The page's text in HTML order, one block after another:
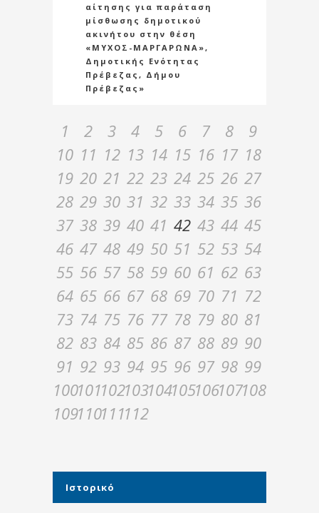
αίτησης για παράταση
μίσθωσης δημοτικού
ακινήτου στην θέση
«ΜΥΧΟΣ-ΜΑΡΓΑΡΩΝΑ»,
Δημοτικής Ενότητας
Πρέβεζας, Δήμου
Πρέβεζας»
1 2 3 4 5 6 7 8
9
10 11 12 13 14 15 16 17 18
19 20 21 22 23 24 25 26 27
28 29 30 31 32 33 34 35 36
37 38 39 40 41 42 43 44 45
46 47 48 49 50 51 52 53 54
55 56 57 58 59 60 61 62 63
64 65 66 67 68 69 70 71 72
73 74 75 76 77 78 79 80 81
82 83 84 85 86 87 88 89 90
91 92 93 94 95 96 97 98 99
100101102103104105106107108
109110111112
Ιστορικό